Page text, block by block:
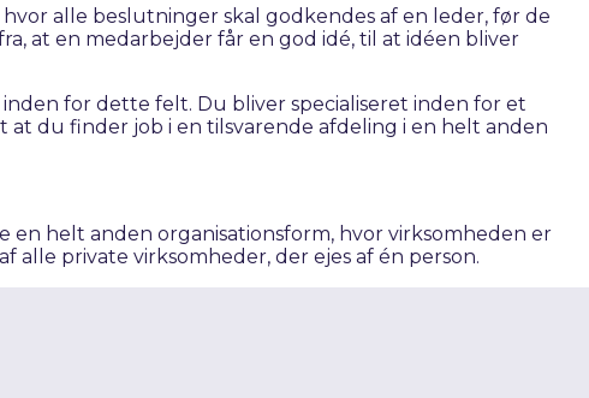
alle beslutninger skal godkendes af en leder, før de
at en medarbejder får en god idé, til at idéen bliver
for dette felt. Du bliver specialiseret inden for et
du finder job i en tilsvarende afdeling i en helt anden
helt anden organisationsform, hvor virksomheden er
private virksomheder, der ejes af én person.